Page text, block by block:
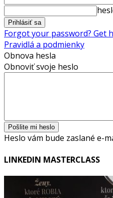
Forgot your password? Get
Pravidlá a podmienky
Obnova hesla
Obnoviť svoje heslo
Heslo vám bude zaslané e-
LINKEDIN MASTERCLASS